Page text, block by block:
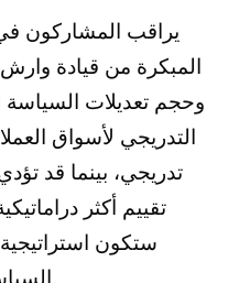
يراقب المشاركون
المبكرة من قيادة
وحجم تعديلات السياسة
التدريجي لأسواق
تدريجي، بينما قد
تقييم أكثر
ستكون
السياسة حاسمة لاستقرار السوق.